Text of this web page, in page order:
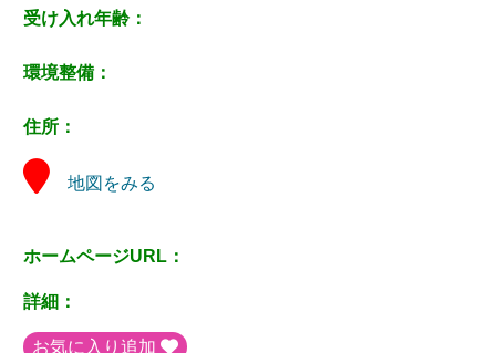
受け入れ年齢：
環境整備：
住所：
地図をみる
ホームページURL：
詳細：
お気に入り追加